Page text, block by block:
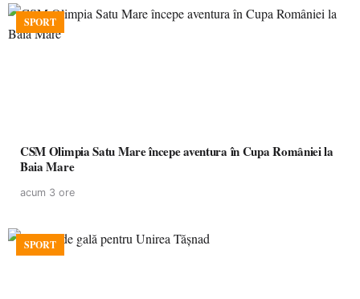
SPORT
CSM Olimpia Satu Mare începe aventura în Cupa României la
Baia Mare
acum 3 ore
SPORT